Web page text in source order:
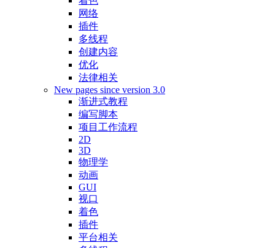
网络
插件
多线程
创建内容
优化
法律相关
New pages since version 3.0
渐进式教程
编写脚本
项目工作流程
2D
3D
物理学
动画
GUI
视口
着色
插件
平台相关